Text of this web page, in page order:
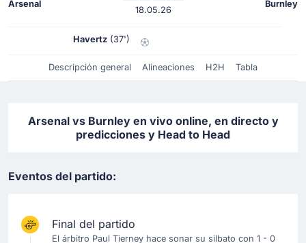
Arsenal
18.05.26
Burnley
Havertz (37')
Descripción general Alineaciones H2H Tabla
Arsenal vs Burnley en vivo online, en directo y
predicciones y Head to Head
Eventos del partido:
Final del partido
El árbitro Paul Tierney hace sonar su silbato con 1 - 0